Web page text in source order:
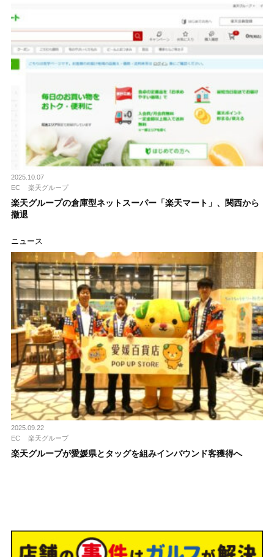
2025.10.07
EC
楽天グループ
楽天グループの倉庫型ネットスーパー「楽天マート」、関西から
撤退
ニュース
2025.09.22
EC
楽天グループ
楽天グループが愛媛県とタッグを組みインバウンド客獲得へ